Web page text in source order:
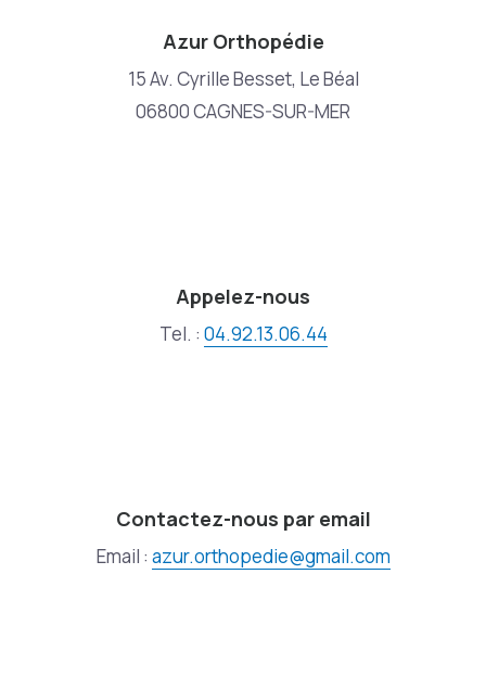
Azur Orthopédie
15 Av. Cyrille Besset, Le Béal
06800 CAGNES-SUR-MER
Appelez-nous
Tel. : 04.92.13.06.44
Contactez-nous par email
Email : azur.orthopedie@gmail.com